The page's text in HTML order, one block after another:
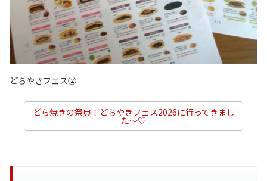
どらやきフェス②
どら焼きの祭典！どらやきフェス2026に行ってきまし
た～♡